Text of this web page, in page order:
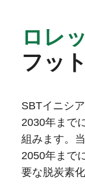
ロレ
フッ
SBTイニシ
2030年まで
組みます。
2050年まで
要な脱炭素